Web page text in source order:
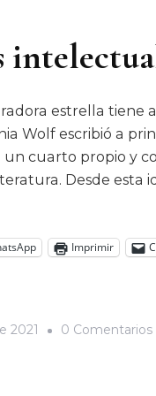
estrella tiene
Wolf escribió a
un cuarto propio y
Desde esta
Imprimir
2021 0 Comentarios